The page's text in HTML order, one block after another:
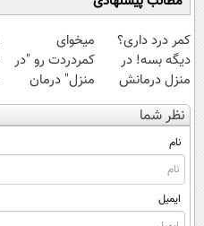
کمر درد داری؟
دیگه بسه! در
منزل درمانش
کن
(◀پرسش‌نامه)
میخوای
کمردردت رو "در
منزل" درمان
کنی؟ (◂فیلم +
◂پرسش‌نامه)
نظر شما
نام
ایمیل